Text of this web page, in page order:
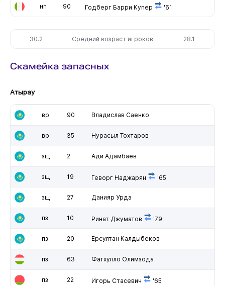
нп 90 Годберг Барри Купер '61
30.2 Средний возраст игроков 28.1
Скамейка запасных
Атырау
вр 90 Владислав Саенко
вр 35 Нурасыл Тохтаров
зщ 2 Ади Адамбаев
зщ 19 Геворг Наджарян '65
зщ 27 Данияр Урда
пз 10 Ринат Джуматов '79
пз 20 Ерсултан Калдыбеков
пз 63 Фатхулло Олимзода
пз 22 Игорь Стасевич '65